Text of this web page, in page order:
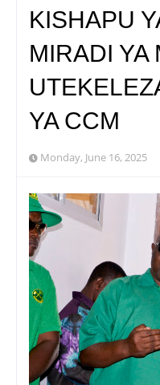
KISHAPU
MIRADI YA
YA CCM
Monday, June 16, 2025